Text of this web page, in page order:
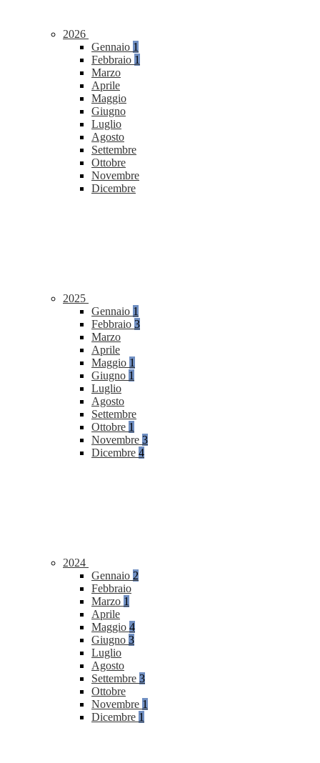
2026
Gennaio 1
Febbraio 1
Marzo
Aprile
Maggio
Giugno
Luglio
Agosto
Settembre
Ottobre
Novembre
Dicembre
2025
Gennaio 1
Febbraio 3
Marzo
Aprile
Maggio 1
Giugno 1
Luglio
Agosto
Settembre
Ottobre 1
Novembre 3
Dicembre 4
2024
Gennaio 2
Febbraio
Marzo 1
Aprile
Maggio 4
Giugno 3
Luglio
Agosto
Settembre 3
Ottobre
Novembre 1
Dicembre 1